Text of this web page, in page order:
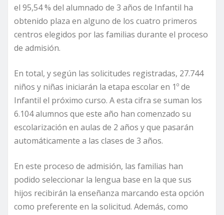
el 95,54 % del alumnado de 3 años de Infantil ha
obtenido plaza en alguno de los cuatro primeros
centros elegidos por las familias durante el proceso
de admisión.
En total, y según las solicitudes registradas, 27.744
niños y niñas iniciarán la etapa escolar en 1º de
Infantil el próximo curso. A esta cifra se suman los
6.104 alumnos que este año han comenzado su
escolarización en aulas de 2 años y que pasarán
automáticamente a las clases de 3 años.
En este proceso de admisión, las familias han
podido seleccionar la lengua base en la que sus
hijos recibirán la enseñanza marcando esta opción
como preferente en la solicitud. Además, como